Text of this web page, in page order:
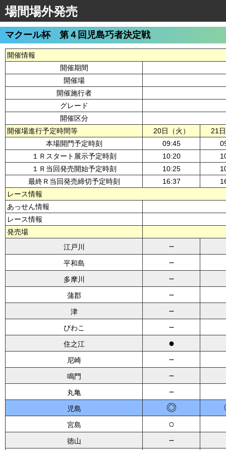
場間場外発売
マクール杯 第４回児島巧者決定戦
開催情報
開催期間
開催場
開催施行者
グレード
開催区分
開催場進行予定時間等
20日（火）
21
本場開門予定時刻
09:45
１Ｒスタート展示予定時刻
10:20
１Ｒ当回発売開始予定時刻
10:25
最終Ｒ当回発売締切予定時刻
16:37
レース情報
あっせん情報
レース情報
発売場
江戸川
－
平和島 －
多摩川 －
蒲郡 －
津 －
びわこ －
住之江 ●
尼崎 －
鳴門 －
丸亀 －
児島 ◎
宮島 ○
徳山 －